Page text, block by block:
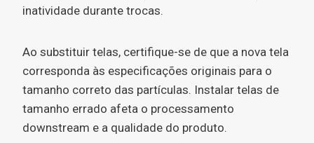
inatividade durante trocas.
Ao substituir telas, certifique-se de que a nova tela
corresponda às especificações originais para o
tamanho correto das partículas. Instalar telas de
tamanho errado afeta o processamento
downstream e a qualidade do produto.